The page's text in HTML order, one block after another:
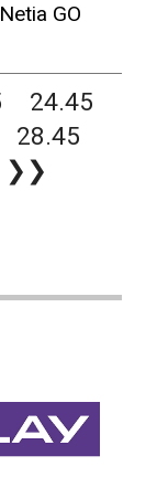
GO
24.45
28.45
❯❯